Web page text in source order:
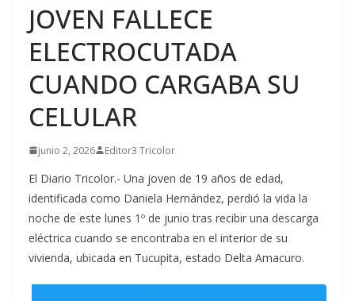
JOVEN FALLECE
ELECTROCUTADA
CUANDO CARGABA SU
CELULAR
junio 2, 2026 Editor3 Tricolor
El Diario Tricolor.- Una joven de 19 años de edad,
identificada como Daniela Hernández, perdió la vida la
noche de este lunes 1º de junio tras recibir una descarga
eléctrica cuando se encontraba en el interior de su
vivienda, ubicada en Tucupita, estado Delta Amacuro.